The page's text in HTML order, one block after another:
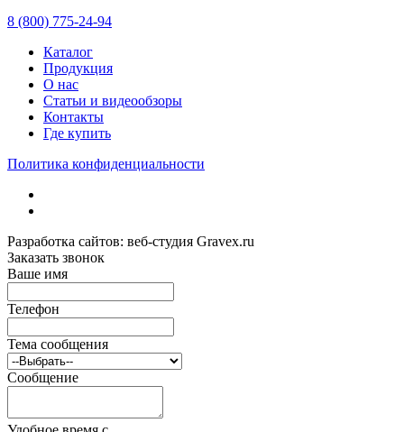
8 (800) 775-24-94
Каталог
Продукция
О нас
Статьи и видеообзоры
Контакты
Где купить
Политика конфиденциальности
Разработка сайтов: веб-студия Gravex.ru
Заказать звонок
Ваше имя
Телефон
Тема сообщения
Сообщение